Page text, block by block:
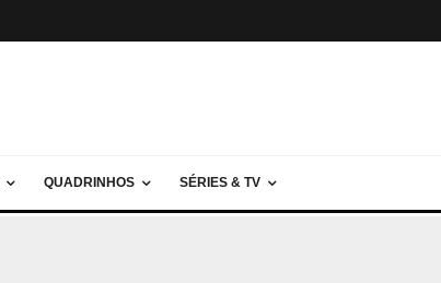
QUADRINHOS SÉRIES & TV